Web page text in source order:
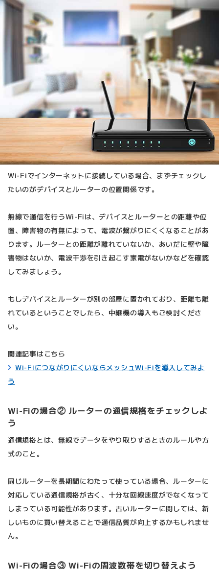
Wi-Fiでインターネットに接続している場合、まずチェックし
たいのがデバイスとルーターの位置関係です。
無線で通信を行うWi-Fiは、デバイスとルーターとの距離や位
置、障害物の有無によって、電波が繋がりにくくなることがあ
ります。ルーターとの距離が離れていないか、あいだに壁や障
害物はないか、電波干渉を引き起こす家電がないかなどを確認
してみましょう。
もしデバイスとルーターが別の部屋に置かれており、距離も離
れているということでしたら、中継機の導入もご検討くださ
い。
関連記事はこちら
Wi-FiにつながりにくいならメッシュWi-Fiを導入してみよ
う
Wi-Fiの場合② ルーターの通信規格をチェックしよ
う
通信規格とは、無線でデータをやり取りするときのルールや方
式のこと。
同じルーターを長期間にわたって使っている場合、ルーターに
対応している通信規格が古く、十分な回線速度がでなくなって
しまっている可能性があります。古いルーターに関しては、新
しいものに買い替えることで通信品質が向上するかもしれませ
ん。
Wi-Fiの場合③ Wi-Fiの周波数帯を切り替えよう